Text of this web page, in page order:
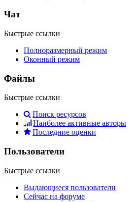
Чат
Быстрые ссылки
Полноразмерный режим
Оконный режим
Файлы
Быстрые ссылки
Поиск ресурсов
Наиболее активные авторы
Последние оценки
Пользователи
Быстрые ссылки
Выдающиеся пользователи
Сейчас на форуме